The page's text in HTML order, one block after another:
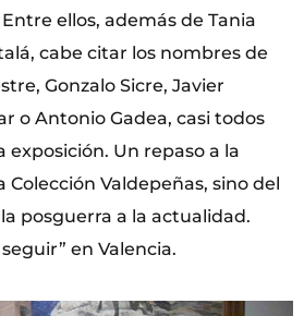
ellos, además de Tania
cabe citar los nombres de
Gonzalo Sicre, Javier
o Antonio Gadea, casi todos
exposición. Un repaso a la
Colección Valdepeñas, sino del
posguerra a la actualidad.
en Valencia.